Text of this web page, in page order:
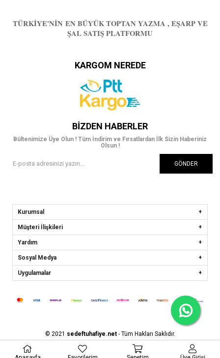
TÜRKIYE'NIN EN BÜYÜK TOPTAN YAZMA , EŞARP VE
ŞAL SATIŞ PLATFORMU
KARGOM NEREDE
BIZDEN HABERLER
Bültenimize Üye Olun ! Tüm İndirim ve Fırsatlardan İlk Sizin Haberiniz
Olsun !
GÖNDER
Kurumsal
Müşteri İlişkileri
Yardım
Sosyal Medya
Uygulamalar
© 2021 sedeftuhafiye.net- Tüm Hakları Saklıdır.